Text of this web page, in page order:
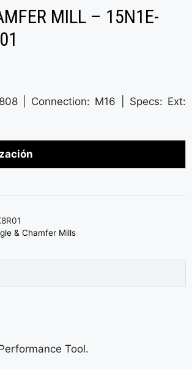
MILL – 15N1E-
| Connection: M16 | Specs: Ext:
& Chamfer Mills
Tool.